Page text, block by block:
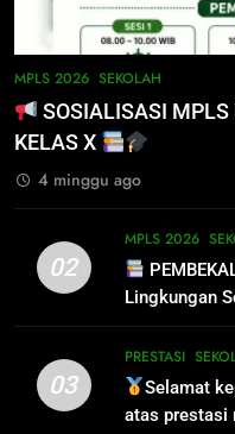
8
MPLS 2026 SEKOLAH
SOSIALISASI MPLS
KELAS X
4 minggu ago
02
MPLS 2026
Lingkungan
03
PRESTASI
Selamat
atas prestasi
5
7